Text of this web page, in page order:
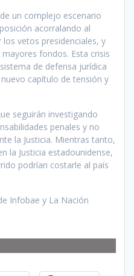
un complejo escenario
acorralando al
vetos presidenciales, y
fondos. Esta crisis
de defensa jurídica
capítulo de tensión y
seguirán investigando
penales y no
la Justicia. Mientras tanto,
la Justicia estadounidense,
podrían costarle al país
Infobae y La Nación